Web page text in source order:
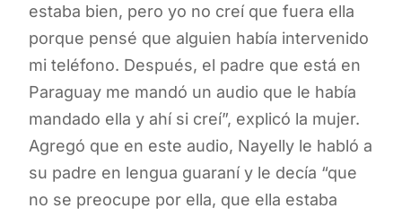
estaba bien, pero yo no creí que fuera ella
porque pensé que alguien había intervenido
mi teléfono. Después, el padre que está en
Paraguay me mandó un audio que le había
mandado ella y ahí si creí”, explicó la mujer.
Agregó que en este audio, Nayelly le habló a
su padre en lengua guaraní y le decía “que
no se preocupe por ella, que ella estaba